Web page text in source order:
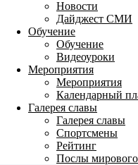
Новости
Дайджест СМИ
Обучение
Обучение
Видеоуроки
Мероприятия
Мероприятия
Календарный
Галерея славы
Галерея славы
Спортсмены
Рейтинг
Послы мирового